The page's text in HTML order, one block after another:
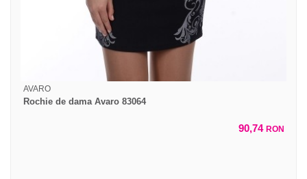
AVARO
Rochie de dama Avaro 83064
90,74 RON